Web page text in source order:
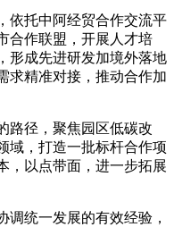
托中阿经贸合作交流平
合作联盟，开展人才培
形成先进研发加境外落地
求精准对接，推动合作加
径，聚焦园区低碳改
域，打造一批标杆合作项
，以点带面，进一步拓展
统一发展的有效经验，